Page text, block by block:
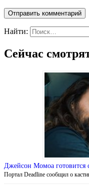
Найти:
Сейчас
Джейсон Момоа готовится
Портал Deadline сообщил о